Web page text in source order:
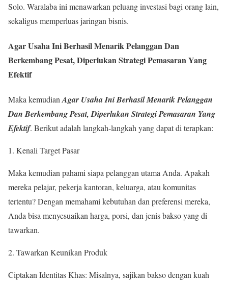
Solo. Waralaba ini menawarkan peluang investasi bagi orang lain,
sekaligus memperluas jaringan bisnis.
Agar Usaha Ini Berhasil Menarik Pelanggan Dan
Berkembang Pesat, Diperlukan Strategi Pemasaran Yang
Efektif
Maka kemudianAgar Usaha Ini Berhasil Menarik Pelanggan
Dan Berkembang Pesat, Diperlukan Strategi Pemasaran Yang
Efektif. Berikut adalah langkah-langkah yang dapat di terapkan:
Kenali Target Pasar
Maka kemudian pahami siapa pelanggan utama Anda. Apakah
mereka pelajar, pekerja kantoran, keluarga, atau komunitas
tertentu? Dengan memahami kebutuhan dan preferensi mereka,
Anda bisa menyesuaikan harga, porsi, dan jenis bakso yang di
tawarkan.
Tawarkan Keunikan Produk
Ciptakan Identitas Khas: Misalnya, sajikan bakso dengan kuah